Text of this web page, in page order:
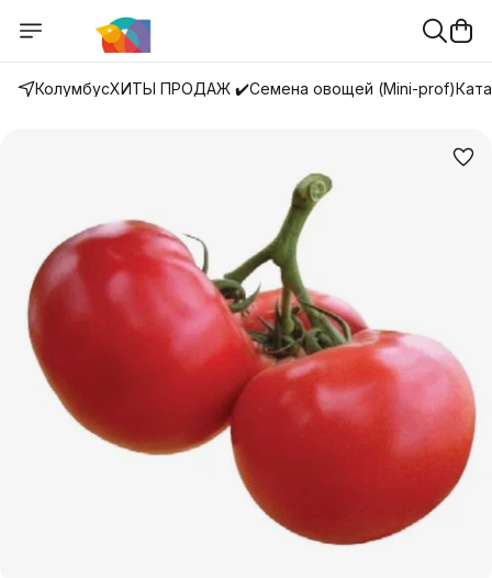
КолумбусХИТЫ ПРОДАЖ ✔️Семена овощей (Mini-prof)